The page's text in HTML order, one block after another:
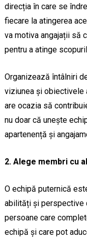
direcția în care se
fiecare la atingerea
va motiva angajații să
pentru a atinge
Organizează întâlniri
viziunea și obiectivele
are ocazia să
nu doar că unește
apartenență și
2. Alege membri cu
O echipă puternică
abilități și perspective
persoane care
echipă și care pot